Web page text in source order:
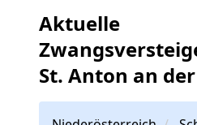
Aktuelle
St. Anton an